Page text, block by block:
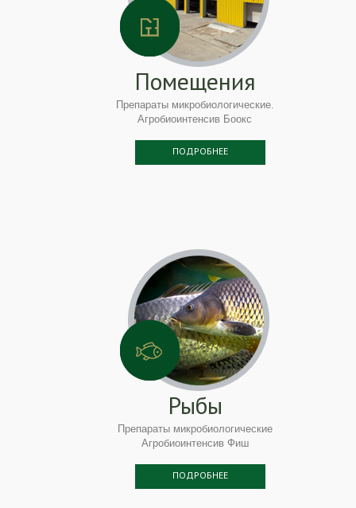
Помещения
Препараты микробиологические.
Агробиоинтенсив Боокс
ПОДРОБНЕЕ
Рыбы
Препараты микробиологические
Агробиоинтенсив Фиш
ПОДРОБНЕЕ